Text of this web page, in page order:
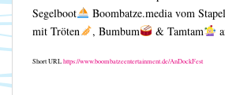
Segelboot
Boombatze.media vom
mit Tröten
, Bumbum & Tamtam
Short URLhttps://www.boombatzeentertainment.de/AnDockFest